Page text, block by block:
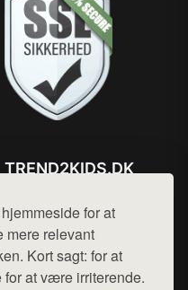
for at
mere relevant
Kort sagt: for at
at være irriterende.
TREND2KIDS.DK
Mail: hej@want.dk
Cookie- og privatlivspolitik